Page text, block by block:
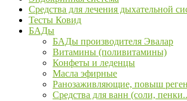
Средства для лечения дыхательной
Тесты Ковид
БАДы
БАДы производителя Эвалар
Витамины (поливитамины)
Конфеты и леденцы
Масла эфирные
Ранозаживляющие, повыш
Средства для ванн (соли,